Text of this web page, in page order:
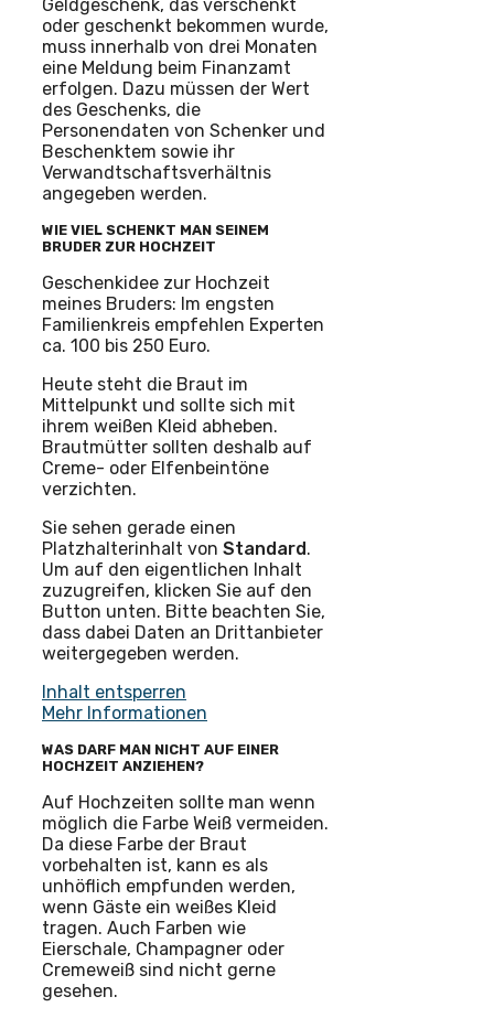
Geldgeschenk, das verschenkt
oder geschenkt bekommen wurde,
muss innerhalb von drei Monaten
eine Meldung beim Finanzamt
erfolgen. Dazu müssen der Wert
des Geschenks, die
Personendaten von Schenker und
Beschenktem sowie ihr
Verwandtschaftsverhältnis
angegeben werden.
WIE VIEL SCHENKT MAN SEINEM
BRUDER ZUR HOCHZEIT
Geschenkidee zur Hochzeit
meines Bruders: Im engsten
Familienkreis empfehlen Experten
ca. 100 bis 250 Euro.
Heute steht die Braut im
Mittelpunkt und sollte sich mit
ihrem weißen Kleid abheben.
Brautmütter sollten deshalb auf
Creme- oder Elfenbeintöne
verzichten.
Sie sehen gerade einen
Platzhalterinhalt von Standard.
Um auf den eigentlichen Inhalt
zuzugreifen, klicken Sie auf den
Button unten. Bitte beachten Sie,
dass dabei Daten an Drittanbieter
weitergegeben werden.
Inhalt entsperren
Mehr Informationen
WAS DARF MAN NICHT AUF EINER
HOCHZEIT ANZIEHEN?
Auf Hochzeiten sollte man wenn
möglich die Farbe Weiß vermeiden.
Da diese Farbe der Braut
vorbehalten ist, kann es als
unhöflich empfunden werden,
wenn Gäste ein weißes Kleid
tragen. Auch Farben wie
Eierschale, Champagner oder
Cremeweiß sind nicht gerne
gesehen.